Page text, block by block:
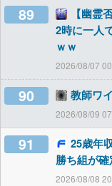
89
【幽霊
2時に一人
ｗｗ
2026/08/07
90 教師ワ
2026/08/09
91
25歳年
勝ち組が確
2026/08/08